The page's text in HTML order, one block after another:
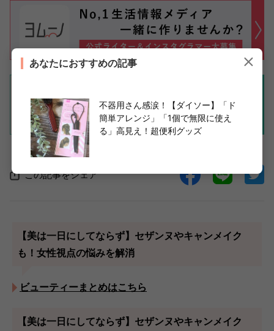
この記事をシェア
【美は一日にしてならず】セザンヌやキャンメイク
も！女性視点の悩みを解消
ビューティーまとめはこちら
【美は一日にしてならず】セザンヌやキャンメイク
あなたにおすすめの記事
不器用さん感涙！【ダイソー】「ド
簡単アレンジ」「1個で無限に使え
る」高見え！超便利グッズ